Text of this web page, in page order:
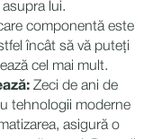
lui.
componentă este
încât să vă puteți
cel mai mult.
Zeci de ani de
tehnologii moderne
asigură o